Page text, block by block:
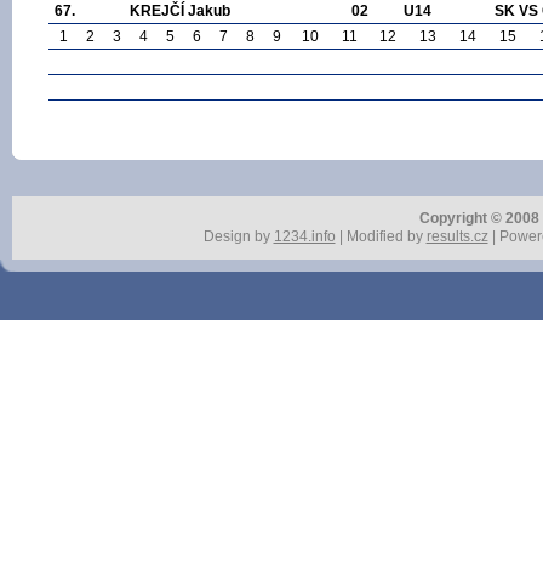
67. KREJČÍ Jakub 02 U14
SK VS
1
2 3 4 5 6 7 8 9 10 11 12 13 14 15
Copyright ©
Design by 1234.info | Modified by results.cz|